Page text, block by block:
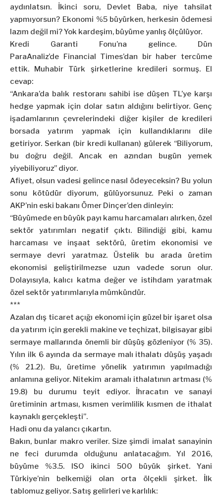
aydınlatsın. İkinci soru, Devlet Baba, niye tahsilat
yapmıyorsun? Ekonomi %5 büyürken, herkesin ödemesi
lazım değil mi? Yok kardeşim, büyüme yanlış ölçülüyor.
Kredi Garanti Fonu’na gelince. Dün
ParaAnaliz’de Financial Times’dan bir haber tercüme
ettik. Muhabir Türk şirketlerine kredileri sormuş. El
cevap:
“Ankara’da balık restoranı sahibi ise düşen TL’ye karşı
hedge yapmak için dolar satın aldığını belirtiyor. Genç
işadamlarının çevrelerindeki diğer kişiler de kredileri
borsada yatırım yapmak için kullandıklarını dile
getiriyor. Serkan (bir kredi kullanan) gülerek “Biliyorum,
bu doğru değil. Ancak en azından bugün yemek
yiyebiliyoruz” diyor.
Afiyet, olsun vadesi gelince nasıl ödeyeceksin? Bu yolun
sonu kötüdür diyorum, gülüyorsunuz. Peki o zaman
AKP’nin eski bakanı Ömer Dinçer’den dinleyin:
“Büyümede en büyük payı kamu harcamaları alırken, özel
sektör yatırımları negatif çıktı. Bilindiği gibi, kamu
harcaması ve inşaat sektörü, üretim ekonomisi ve
sermaye devri yaratmaz. Üstelik bu arada üretim
ekonomisi geliştirilmezse uzun vadede sorun olur.
Dolayısıyla, kalıcı katma değer ve istihdam yaratmak
özel sektör yatırımlarıyla mümkündür.
***
Azalan dış ticaret açığı ekonomi için güzel bir işaret olsa
da yatırım için gerekli makine ve teçhizat, bilgisayar gibi
sermaye mallarında önemli bir düşüş gözleniyor (% 35).
Yılın ilk 6 ayında da sermaye malı ithalatı düşüş yaşadı
(% 21.2). Bu, üretime yönelik yatırımın yapılmadığı
anlamına geliyor. Nitekim aramalı ithalatının artması (%
19.8) bu durumu teyit ediyor. İhracatın ve sanayi
üretiminin artması, kısmen verimlilik kısmen de ithalat
kaynaklı gerçekleşti”.
Hadi onu da yalancı çıkartın.
Bakın, bunlar makro veriler. Size şimdi imalat sanayinin
ne feci durumda olduğunu anlatacağım. Yıl 2016,
büyüme %3.5. ISO ikinci 500 büyük şirket. Yani
Türkiye’nin belkemiği olan orta ölçekli şirket. İlk
tablomuz geliyor. Satış gelirleri ve karlılık: